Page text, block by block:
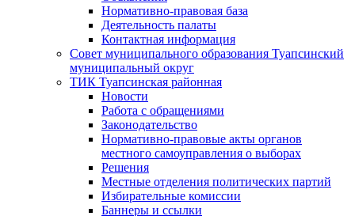
Нормативно-правовая база
Деятельность палаты
Контактная информация
Совет муниципального образования Туапсинский
муниципальный округ
ТИК Туапсинская районная
Новости
Работа с обращениями
Законодательство
Нормативно-правовые акты органов
местного самоуправления о выборах
Решения
Местные отделения политических партий
Избирательные комиссии
Баннеры и ссылки